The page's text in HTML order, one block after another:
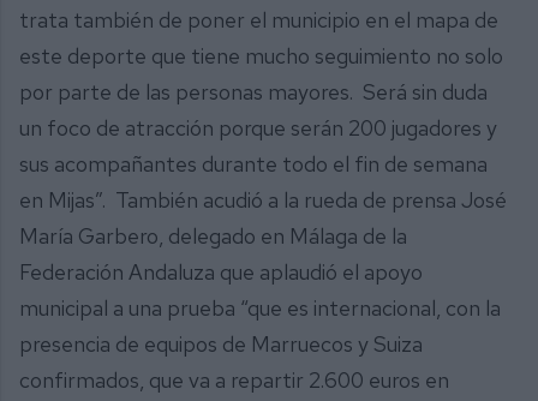
trata también de poner el municipio en el mapa de
este deporte que tiene mucho seguimiento no solo
por parte de las personas mayores. Será sin duda
un foco de atracción porque serán 200 jugadores y
sus acompañantes durante todo el fin de semana
en Mijas”. También acudió a la rueda de prensa José
María Garbero, delegado en Málaga de la
Federación Andaluza que aplaudió el apoyo
municipal a una prueba “que es internacional, con la
presencia de equipos de Marruecos y Suiza
confirmados, que va a repartir 2.600 euros en